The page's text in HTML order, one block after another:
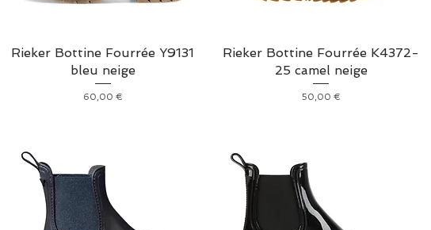
Rieker Bottine Fourrée Y9131
bleu neige
Prix
60,00 €
Rieker Bottine Fourrée K4372-
25 camel neige
Prix
50,00 €